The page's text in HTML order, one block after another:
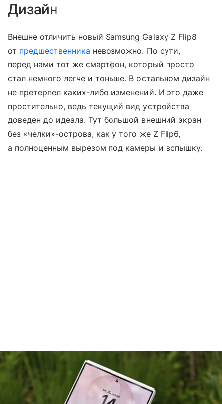
Дизайн
Внешне отличить новый Samsung Galaxy Z Flip8
от предшественника невозможно. По сути,
перед нами тот же смартфон, который просто
стал немного легче и тоньше. В остальном дизайн
не претерпел каких-либо изменений. И это даже
простительно, ведь текущий вид устройства
доведен до идеала. Тут большой внешний экран
без «челки»-острова, как у того же Z Flip6,
а полноценным вырезом под камеры и вспышку.